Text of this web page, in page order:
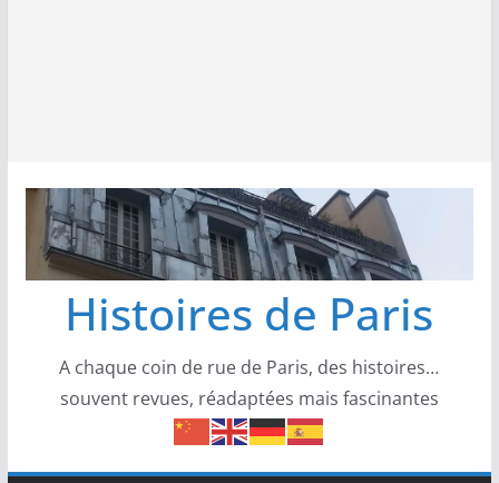
Histoires de Paris
A chaque coin de rue de Paris, des histoires…
souvent revues, réadaptées mais fascinantes